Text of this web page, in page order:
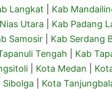
Langkat Kab
Utara Kab Padang
Samosir Kab Serdang
Tengah Kab
Kota Medan
Sibolga Kota